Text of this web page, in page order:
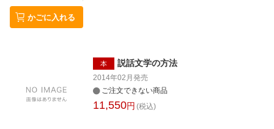
かごに入れる
本 説話文学の方法
2014年02月 発売
ご注文できない商品
11,550円 (税込)